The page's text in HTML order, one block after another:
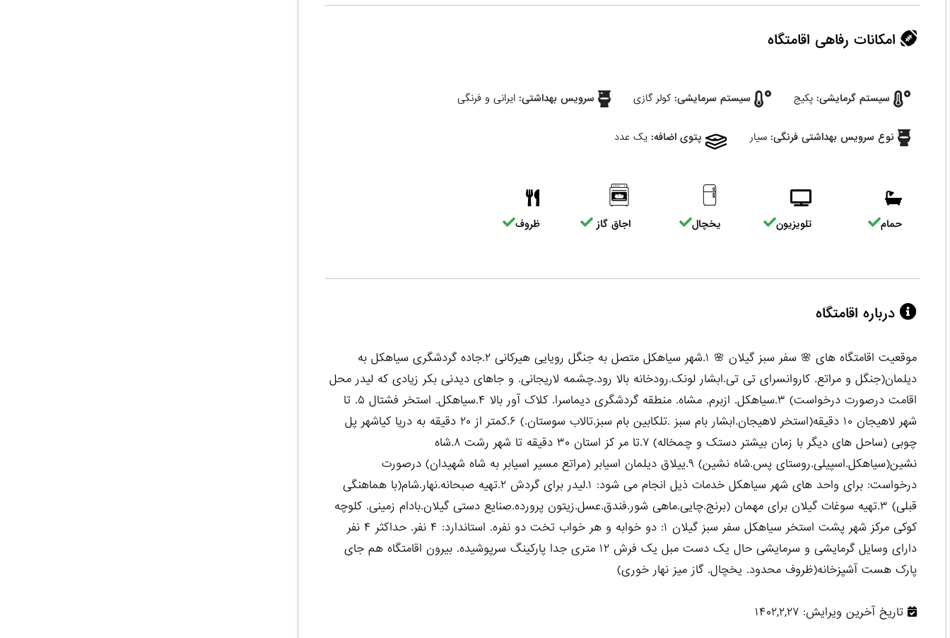
امکانات رفاهی اقامتگاه
سیستم گرمایشی: پکیج سیستم سرمایشی: کولر گازی سرویس بهداشتی: ایرانی و فرنگی
نوع سرویس بهداشتی فرنگی: سیار پتوی اضافه: یک عدد
حمام تلویزیون یخچال اجاق گاز ظروف
درباره اقامتگاه
موقعیت اقامتگاه های 🌸 سفر سبز گیلان 🌸 ۱.شهر سیاهکل متصل به جنگل رویایی هیرکانی ۲.جاده گردشگری سیاهکل به
دیلمان(جنگل و مراتع. کاروانسرای تی تی.ابشار لونک.رودخانه بالا رود.چشمه لاریجانی. و جاهای دیدنی بکر زیادی که لیدر محل
اقامت درصورت درخواست) ۳.سیاهکل. ازبرم. مشاه. منطقه گردشگری دیماسرا. کلاک آور بالا ۴.سیاهکل. استخر فشتال ۵. تا
شهر لاهیجان ۱۰ دقیقه(استخر لاهیجان.ابشار بام سبز .تلکابین بام سبز.تالاب سوستان.) ۶.کمتر از ۲۰ دقیقه به دریا کیاشهر پل
چوبی (ساحل های دیگر با زمان بیشتر دستک و چمخاله) ۷.تا مر کز استان ۳۰ دقیقه تا شهر رشت ۸.شاه
نشین(سیاهکل.اسپیلی.روستای پس.شاه نشین) ۹.ییلاق دیلمان اسیابر (مراتع مسیر اسیابر به شاه شهیدان) درصورت
درخواست: برای واحد های شهر سیاهکل خدمات ذیل انجام می شود: ۱.لیدر برای گردش ۲.تهیه صبحانه.نهار.شام(با هماهنگی
قبلی) ۳.تهیه سوغات گیلان برای مهمان (برنج.چایی.ماهی شور.فندق.عسل.زیتون پرورده.صنایع دستی گیلان.بادام زمینی. کلوچه
کوکی مرکز شهر پشت استخر سیاهکل سفر سبز گیلان ۱: دو خوابه و هر خواب تخت دو نفره. استاندارد: ۴ نفر. حداکثر ۴ نفر
دارای وسایل گرمایشی و سرمایشی حال یک دست مبل یک فرش ۱۲ متری جدا پارکینگ سرپوشیده. بیرون اقامتگاه هم جای
پارک هست آشپزخانه(ظروف محدود. یخچال. گاز میز نهار خوری)
تاریخ آخرین ویرایش: ۱۴۰۲,۲,۲۷